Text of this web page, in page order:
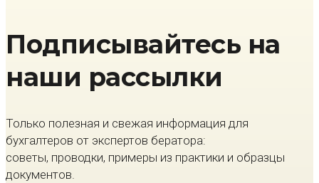
Подписывайтесь на
наши рассылки
Только полезная и свежая информация для
бухгалтеров от экспертов бератора:
советы, проводки, примеры из практики и образцы
документов.